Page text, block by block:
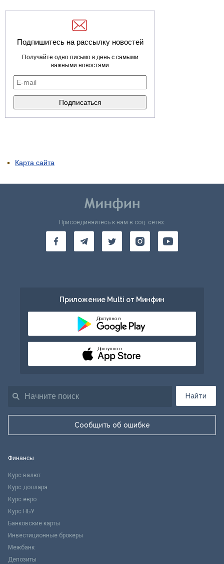
Подпишитесь на рассылку новостей
Получайте одно письмо в день с самыми
важными новостями
Карта сайта
Найти
Сообщить об ошибке
Присоединяйтесь к нам в соц. сетях:
Приложение Multi от Минфин
Доступно в
Доступно в
Финансы
Курс валют
Курс доллара
Курс евро
Курс НБУ
Банковские карты
Инвестиционные брокеры
Межбанк
Депозиты